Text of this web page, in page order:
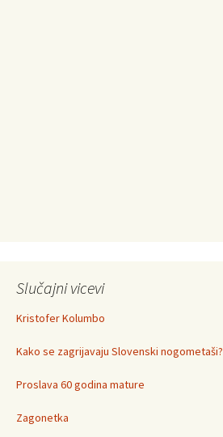
Slučajni vicevi
Kristofer Kolumbo
Kako se zagrijavaju Slovenski nogometaši?
Proslava 60 godina mature
Zagonetka